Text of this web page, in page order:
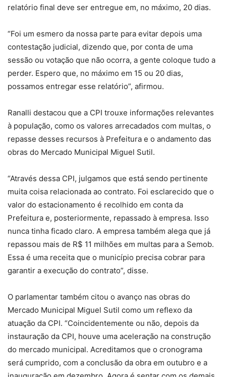
relatório final deve ser entregue em, no máximo, 20 dias.
“Foi um esmero da nossa parte para evitar depois uma
contestação judicial, dizendo que, por conta de uma
sessão ou votação que não ocorra, a gente coloque tudo a
perder. Espero que, no máximo em 15 ou 20 dias,
possamos entregar esse relatório”, afirmou.
Ranalli destacou que a CPI trouxe informações relevantes
à população, como os valores arrecadados com multas, o
repasse desses recursos à Prefeitura e o andamento das
obras do Mercado Municipal Miguel Sutil.
“Através dessa CPI, julgamos que está sendo pertinente
muita coisa relacionada ao contrato. Foi esclarecido que o
valor do estacionamento é recolhido em conta da
Prefeitura e, posteriormente, repassado à empresa. Isso
nunca tinha ficado claro. A empresa também alega que já
repassou mais de R$ 11 milhões em multas para a Semob.
Essa é uma receita que o município precisa cobrar para
garantir a execução do contrato”, disse.
O parlamentar também citou o avanço nas obras do
Mercado Municipal Miguel Sutil como um reflexo da
atuação da CPI. “Coincidentemente ou não, depois da
instauração da CPI, houve uma aceleração na construção
do mercado municipal. Acreditamos que o cronograma
será cumprido, com a conclusão da obra em outubro e a